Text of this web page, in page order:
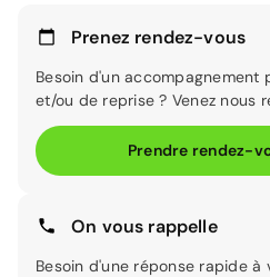
Prenez rendez-vous
Besoin d'un
et/ou de reprise ? Venez nous
Prendre rendez-
On vous rappelle
Besoin d'une réponse rapide à